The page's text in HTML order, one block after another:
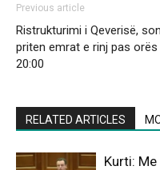
Previous article
Ristrukturimi i Qeverisë,
priten emrat e rinj pas orës
20:00
RELATED ARTICLES
Kurti: